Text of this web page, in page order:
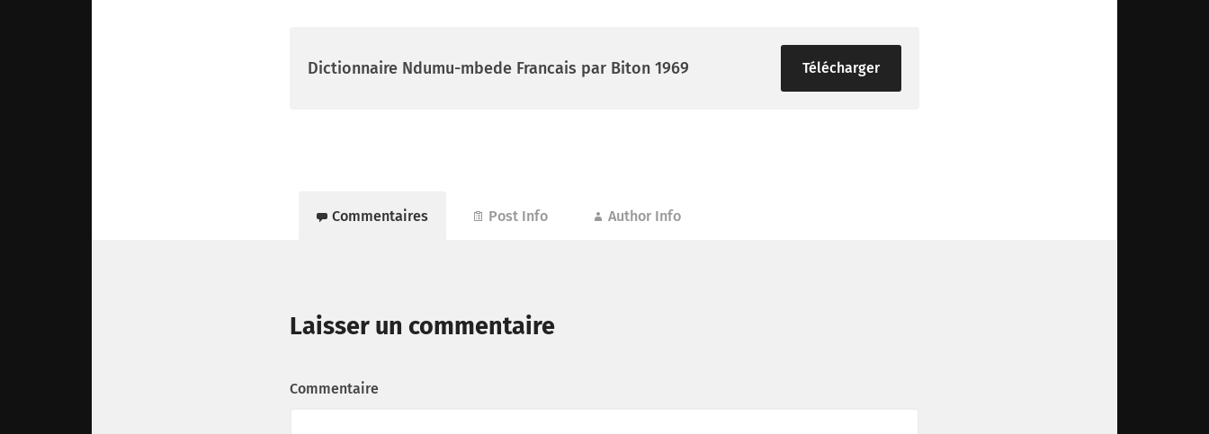
Dictionnaire Ndumu-mbede Francais par Biton 1969 Télécharger
Commentaires Post Info Author Info
Laisser un commentaire
Commentaire